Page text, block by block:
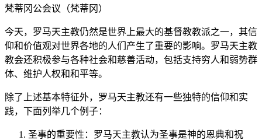
梵蒂冈公会议（梵蒂冈）
今天，罗马天主教仍然是世界上最大的基督教教派之一，其信
仰和价值观对世界各地的人们产生了重要的影响。罗马天主教
教会还积极参与各种社会和慈善活动，包括支持穷人和弱势群
体、维护人权和和平等。
除了上述基本特征外，罗马天主教还有一些独特的信仰和实
践，下面列举几个例子：
圣事的重要性：罗马天主教认为圣事是神的恩典和祝